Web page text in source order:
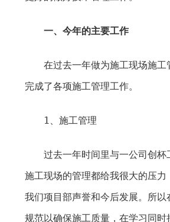
一、今年的主要工作
在过去一年做为施工现场施
完成了各项施工管理工作。
1、施工管理
过去一年时间里与一公司创杯
施工现场的管理都给我很大的压
我们项目部声誉和今后发展。所
规范以确保施工质量，在学习同